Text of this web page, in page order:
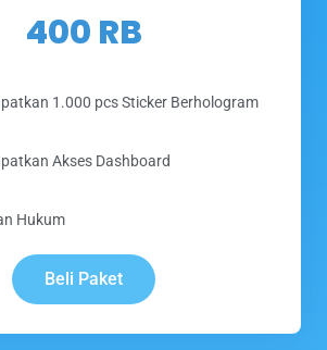
400 RB
1.000 pcs Sticker Berhologram
Akses Dashboard
Hukum
Beli Paket